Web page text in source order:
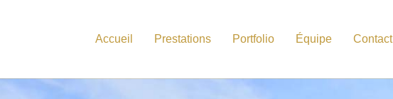
Accueil Prestations Portfolio Équipe Contact